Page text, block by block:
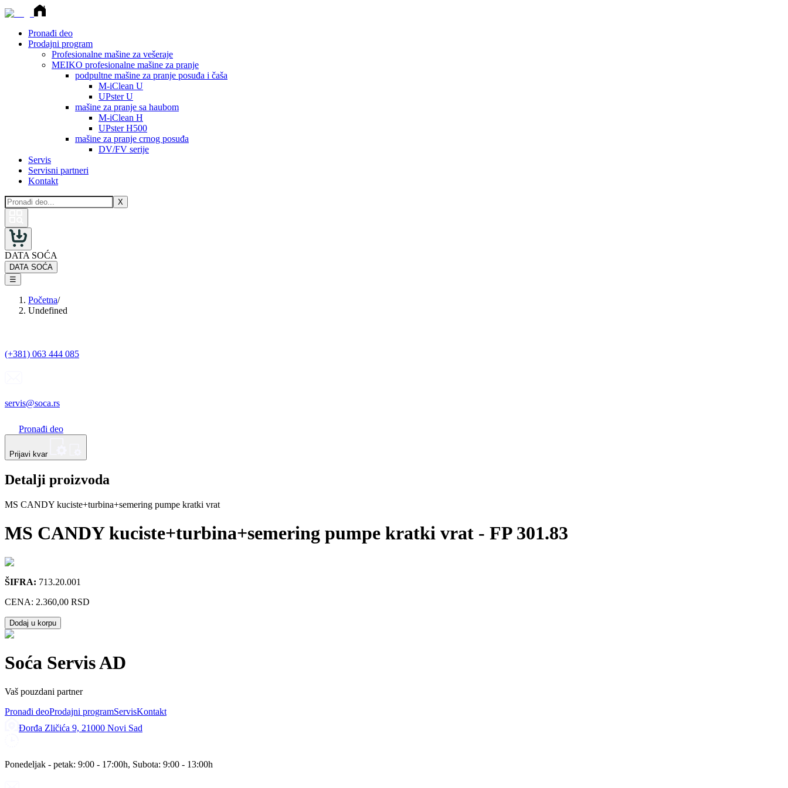
Pronađi deo
Prodajni program
Profesionalne mašine za vešeraje
MEIKO profesionalne mašine za pranje
podpultne mašine za pranje posuđa i čaša
M-iClean U
UPster U
mašine za pranje sa haubom
M-iClean H
UPster H500
mašine za pranje crnog posuđa
DV/FV serije
Servis
Servisni partneri
Kontakt
X
DATA SOĆA
DATA SOĆA
☰
Početna/
Undefined
(+381) 063 444 085
servis@soca.rs
Pronađi deo
Prijavi kvar
Detalji proizvoda
MS CANDY kuciste+turbina+semering pumpe kratki vrat
MS CANDY kuciste+turbina+semering pumpe kratki vrat - FP 301.83
ŠIFRA: 713.20.001
CENA: 2.360,00 RSD
Dodaj u korpu
Soća Servis AD
Vaš pouzdani partner
Pronađi deoProdajni programServisKontakt
Đorđa Zličića 9, 21000 Novi Sad
Ponedeljak - petak: 9:00 - 17:00h, Subota: 9:00 - 13:00h